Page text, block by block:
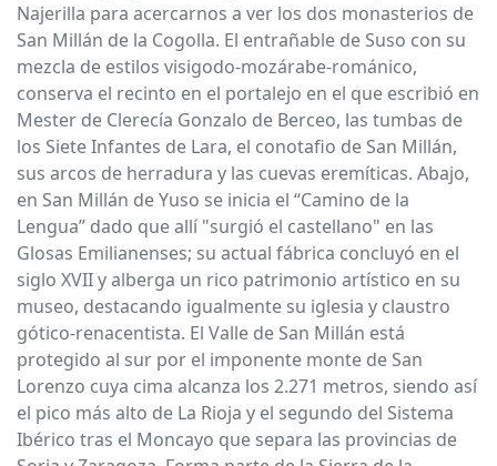
Najerilla para acercarnos a ver los dos monasterios de
San Millán de la Cogolla. El entrañable de Suso con su
mezcla de estilos visigodo-mozárabe-románico,
conserva el recinto en el portalejo en el que escribió en
Mester de Clerecía Gonzalo de Berceo, las tumbas de
los Siete Infantes de Lara, el conotafio de San Millán,
sus arcos de herradura y las cuevas eremíticas. Abajo,
en San Millán de Yuso se inicia el “Camino de la
Lengua” dado que allí "surgió el castellano" en las
Glosas Emilianenses; su actual fábrica concluyó en el
siglo XVII y alberga un rico patrimonio artístico en su
museo, destacando igualmente su iglesia y claustro
gótico-renacentista. El Valle de San Millán está
protegido al sur por el imponente monte de San
Lorenzo cuya cima alcanza los 2.271 metros, siendo así
el pico más alto de La Rioja y el segundo del Sistema
Ibérico tras el Moncayo que separa las provincias de